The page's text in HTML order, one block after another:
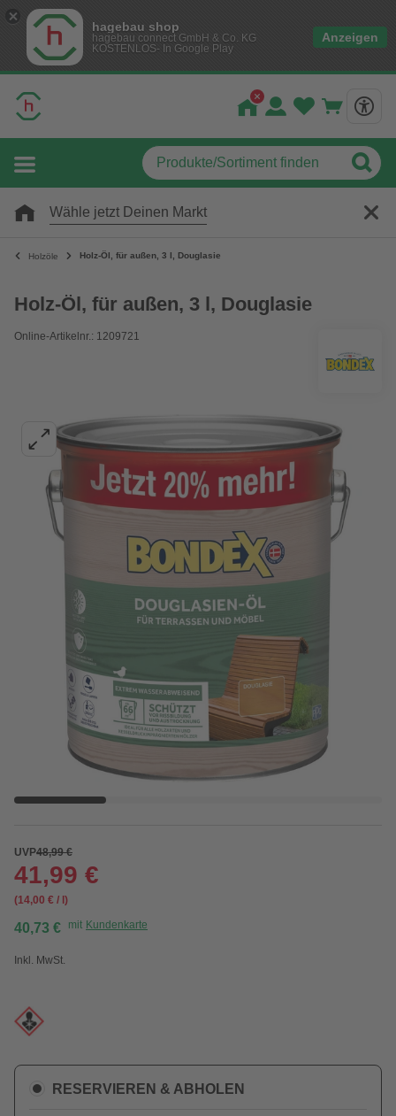
hagebau shop
hagebau connect GmbH & Co. KG
KOSTENLOS- In Google Play
Anzeigen
Wähle jetzt Deinen Markt
Holzöle Holz-Öl, für außen, 3 l, Douglasie
Holz-Öl, für außen, 3 l, Douglasie
Online-Artikelnr.: 1209721
UVP48,99 €
41,99 €
(14,00 € / l)
40,73 € mit Kundenkarte
Inkl. MwSt.
RESERVIEREN & ABHOLEN